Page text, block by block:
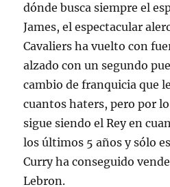
dónde busca siempre el
James, el espectacular
Cavaliers ha vuelto con
alzado con un segundo
cambio de franquicia que
cuantos haters, pero por
sigue siendo el Rey en
los últimos 5 años y sólo
Curry ha conseguido
Lebron.